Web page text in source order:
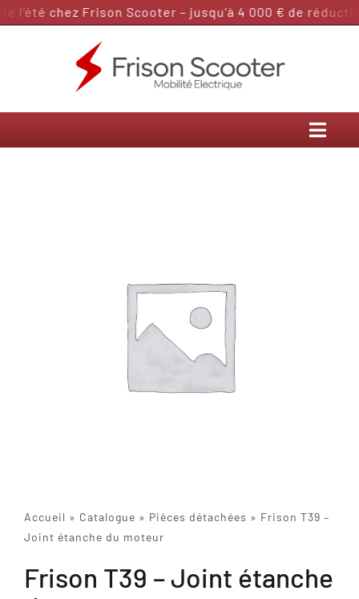
Passer
l’été chez Frison Scooter – jusqu’à 4 000 € de
Accueil » Catalogue » Pièces détachées » Frison T39 –
Joint étanche du moteur
Frison T39 – Joint étanche